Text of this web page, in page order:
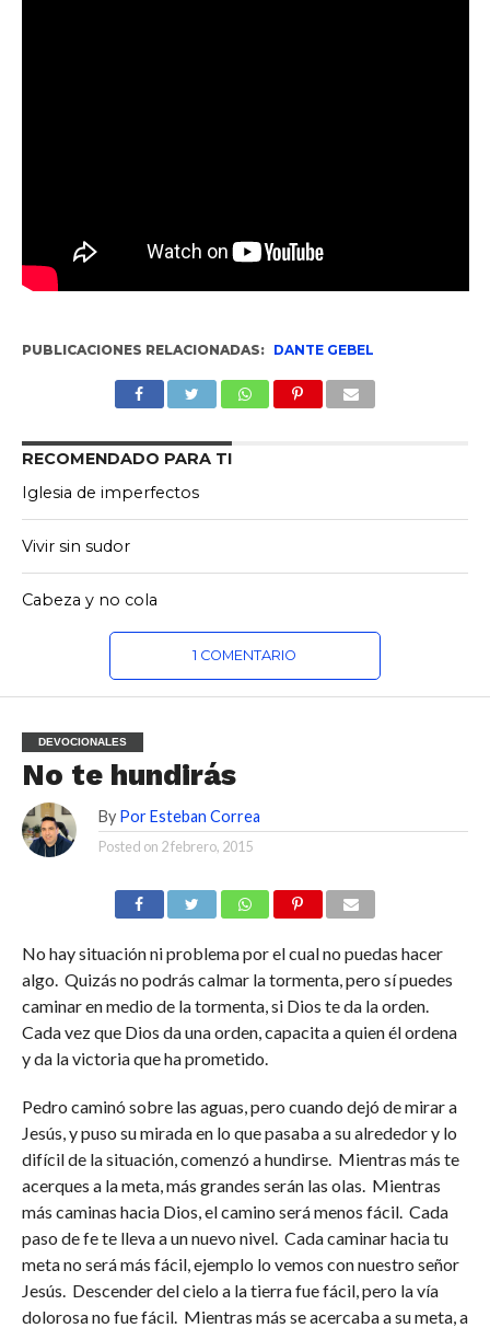
PUBLICACIONES RELACIONADAS: DANTE GEBEL
RECOMENDADO PARA TI
Iglesia de imperfectos
Vivir sin sudor
Cabeza y no cola
1 COMENTARIO
DEVOCIONALES
No te hundirás
By Por Esteban Correa
Posted on 2 febrero, 2015
No hay situación ni problema por el cual no puedas hacer
algo. Quizás no podrás calmar la tormenta, pero sí puedes
caminar en medio de la tormenta, si Dios te da la orden.
Cada vez que Dios da una orden, capacita a quien él ordena
y da la victoria que ha prometido.
Pedro caminó sobre las aguas, pero cuando dejó de mirar a
Jesús, y puso su mirada en lo que pasaba a su alrededor y lo
difícil de la situación, comenzó a hundirse. Mientras más te
acerques a la meta, más grandes serán las olas. Mientras
más caminas hacia Dios, el camino será menos fácil. Cada
paso de fe te lleva a un nuevo nivel. Cada caminar hacia tu
meta no será más fácil, ejemplo lo vemos con nuestro señor
Jesús. Descender del cielo a la tierra fue fácil, pero la vía
dolorosa no fue fácil. Mientras más se acercaba a su meta, a